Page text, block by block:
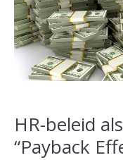
HR-beleid
“Payback